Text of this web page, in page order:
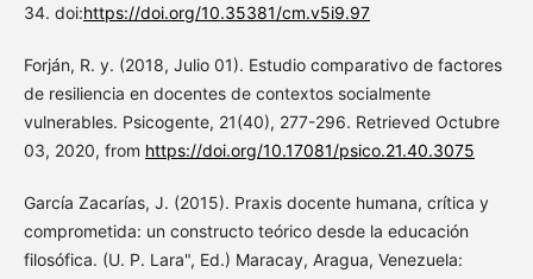
34. doi:https://doi.org/10.35381/cm.v5i9.97
Forján, R. y. (2018, Julio 01). Estudio comparativo de factores
de resiliencia en docentes de contextos socialmente
vulnerables. Psicogente, 21(40), 277-296. Retrieved Octubre
03, 2020, from https://doi.org/10.17081/psico.21.40.3075
García Zacarías, J. (2015). Praxis docente humana, crítica y
comprometida: un constructo teórico desde la educación
filosófica. (U. P. Lara", Ed.) Maracay, Aragua, Venezuela: